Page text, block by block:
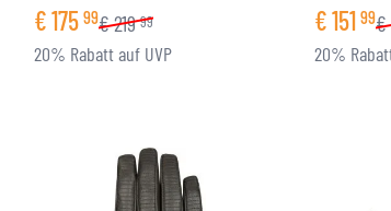
€175 99€219 99
20% Rabatt auf UVP
€151 99€
20%